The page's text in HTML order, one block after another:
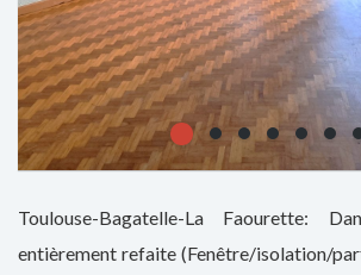
Toulouse-Bagatelle-La Faourette:
entièrement refaite (Fenêtre/isolation/